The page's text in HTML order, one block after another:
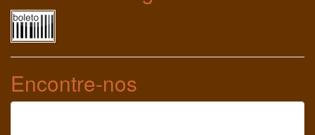
Encontre-nos